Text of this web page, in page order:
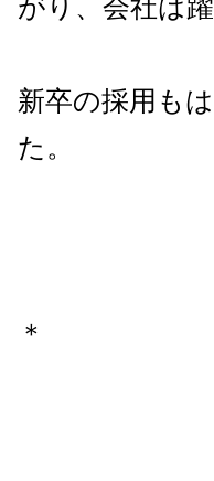
がり、会社は躍
新卒の採用も
た。
＊